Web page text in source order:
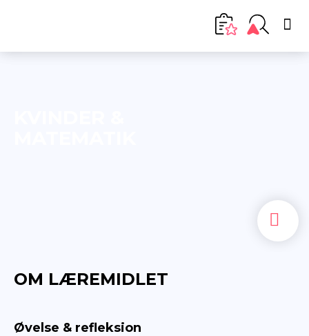
OM LÆREMIDLET
Øvelse & refleksion